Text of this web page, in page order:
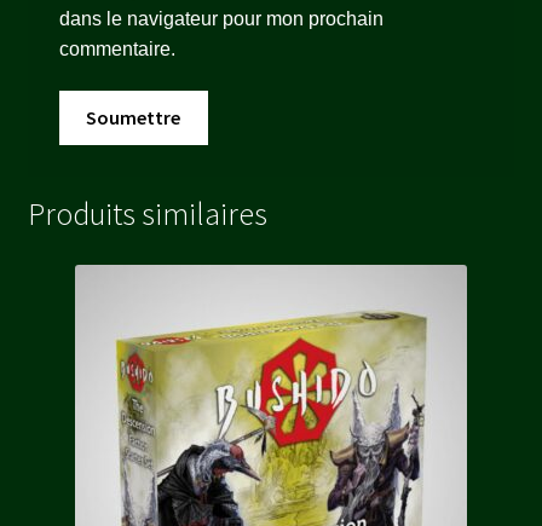
dans le navigateur pour mon prochain
commentaire.
Produits similaires